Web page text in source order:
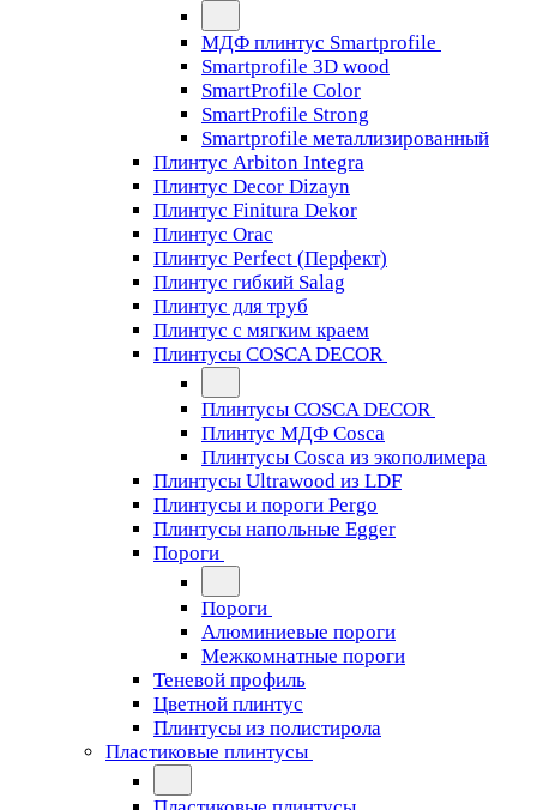
МДФ плинтус Smartprofile
Smartprofile 3D wood
SmartProfile Color
SmartProfile Strong
Smartprofile металлизированный
Плинтус Arbiton Integra
Плинтус Decor Dizayn
Плинтус Finitura Dekor
Плинтус Orac
Плинтус Perfect (Перфект)
Плинтус гибкий Salag
Плинтус для труб
Плинтус с мягким краем
Плинтусы COSCA DECOR
Плинтусы COSCA DECOR
Плинтус МДФ Cosca
Плинтусы Cosca из экополимера
Плинтусы Ultrawood из LDF
Плинтусы и пороги Pergo
Плинтусы напольные Egger
Пороги
Пороги
Алюминиевые пороги
Межкомнатные пороги
Теневой профиль
Цветной плинтус
Плинтусы из полистирола
Пластиковые плинтусы